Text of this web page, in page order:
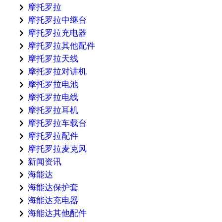
摩托罗拉
摩托罗拉中继台
摩托罗拉充电器
摩托罗拉其他配件
摩托罗拉天线
摩托罗拉对讲机
摩托罗拉电池
摩托罗拉电线
摩托罗拉耳机
摩托罗拉车载台
摩托罗拉配件
摩托罗拉麦克风
新闻资讯
海能达
海能达保护套
海能达充电器
海能达其他配件